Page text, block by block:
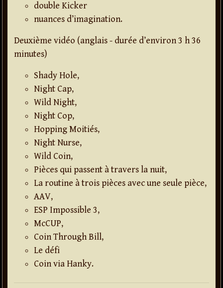
double Kicker
nuances d’imagination.
Deuxième vidéo (anglais - durée d’environ 3 h 36
minutes)
Shady Hole,
Night Cap,
Wild Night,
Night Cop,
Hopping Moitiés,
Night Nurse,
Wild Coin,
Pièces qui passent à travers la nuit,
La routine à trois pièces avec une seule pièce,
AAV,
ESP Impossible 3,
McCUP,
Coin Through Bill,
Le défi
Coin via Hanky.